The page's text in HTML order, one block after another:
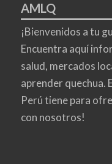
AMLQ
¡Bienvenidos a tu
Encuentra aquí
salud, mercados
aprender quechua.
Perú tiene para
con nosotros!